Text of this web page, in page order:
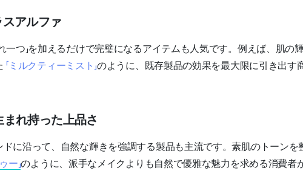
アルファ
一つ」を加えるだけで完璧になるアイテムも人気です。例えば、肌の
「ミルクティーミスト」のように、既存製品の効果を最大限に引き出す
まれ持った上品さ
ドに沿って、自然な輝きを強調する製品も主流です。素肌のトーンを
ー」のように、派手なメイクよりも自然で優雅な魅力を求める消費者